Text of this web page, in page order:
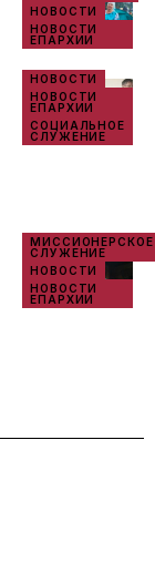
НОВОСТИ
НОВОСТИ
ЕПАРХИИ
НОВОСТИ
НОВОСТИ
ЕПАРХИИ
СОЦИАЛЬНОЕ
СЛУЖЕНИЕ
МИССИОНЕРСКОЕ
СЛУЖЕНИЕ
НОВОСТИ
НОВОСТИ
ЕПАРХИИ